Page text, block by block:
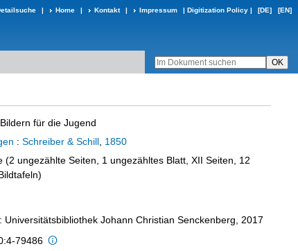
| Home | Kontakt | Impressum | Digitization Policy | [DE] [EN]
für die Jugend
: Schreiber & Schill 1850
(2 ungezählte Seiten, 1 ungezähltes Blatt, XII Seiten, 12
Universitätsbibliothek Johann Christian Senckenberg, 2017
79486